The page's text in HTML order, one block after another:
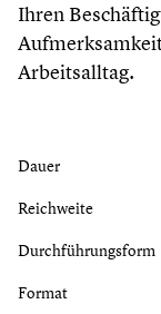
Ihren
Arbeitsalltag.
Dauer
Reichweite
Durchführungsform
Format